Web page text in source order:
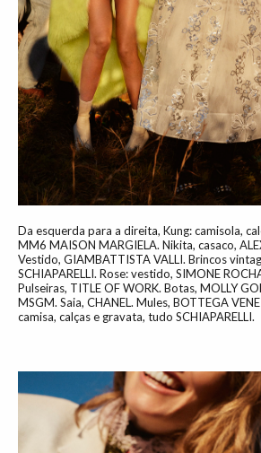
Da esquerda para a direita, Kung: camisola,
MM6 MAISON MARGIELA. Nikita, casaco,
Vestido, GIAMBATTISTA VALLI. Brincos
SCHIAPARELLI. Rose: vestido, SIMONE
Pulseiras, TITLE OF WORK. Botas, MOLLY
MSGM. Saia, CHANEL. Mules, BOTTEGA
camisa, calças e gravata, tudo SCHIAPARELLI.